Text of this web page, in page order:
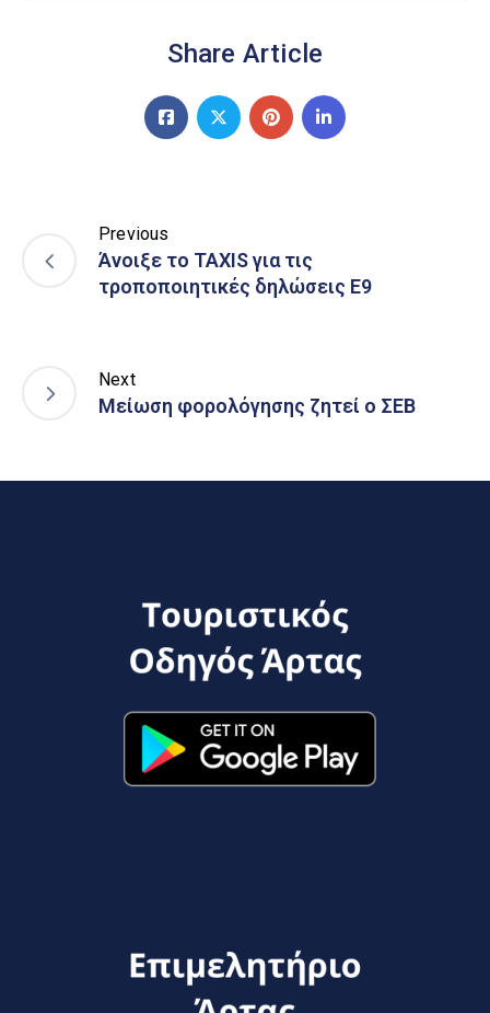
Share Article
Previous
Άνοιξε το TAXIS για τις
τροποποιητικές δηλώσεις Ε9
Next
Μείωση φορολόγησης ζητεί ο ΣΕΒ